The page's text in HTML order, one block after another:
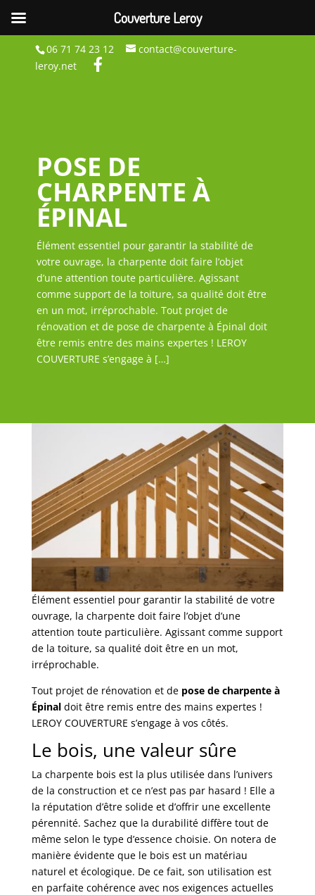
06 71 74 23 12
contact@couverture-
leroy.net
POSE DE
CHARPENTE À
ÉPINAL
Élément essentiel pour garantir la stabilité de
votre ouvrage, la charpente doit faire l’objet
d’une attention toute particulière. Agissant
comme support de la toiture, sa qualité doit être
en un mot, irréprochable. Tout projet de
rénovation et de pose de charpente à Épinal doit
être remis entre des mains expertes ! LEROY
COUVERTURE s’engage à […]
Élément essentiel pour garantir la stabilité de votre
ouvrage, la charpente doit faire l’objet d’une
attention toute particulière. Agissant comme support
de la toiture, sa qualité doit être en un mot,
irréprochable.
Tout projet de rénovation et de pose de charpente à
Épinaldoit être remis entre des mains expertes !
LEROY COUVERTURE s’engage à vos côtés.
Le bois, une valeur sûre
La charpente bois est la plus utilisée dans l’univers
de la construction et ce n’est pas par hasard ! Elle a
la réputation d’être solide et d’offrir une excellente
pérennité. Sachez que la durabilité diffère tout de
même selon le type d’essence choisie. On notera de
manière évidente que le bois est un matériau
naturel et écologique. De ce fait, son utilisation est
en parfaite cohérence avec nos exigences actuelles
Couverture Leroy